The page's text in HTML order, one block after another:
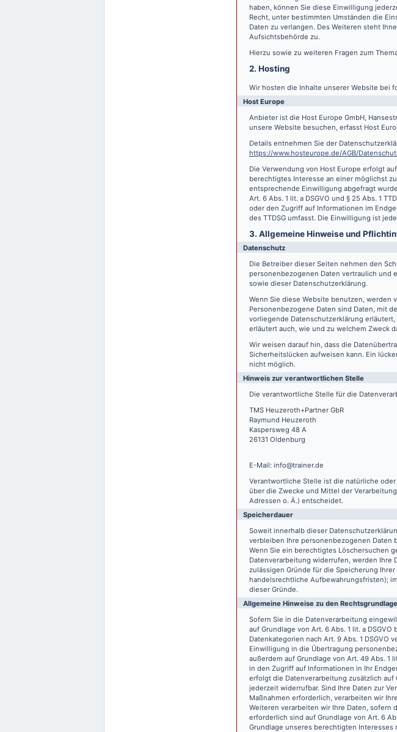
haben, können Sie diese Einwilligung
Recht, unter bestimmten Umständen die
Daten zu verlangen. Des Weiteren steht
Aufsichtsbehörde zu.
Hierzu sowie zu weiteren Fragen zum
2. Hosting
Wir hosten die Inhalte unserer Website bei
Host Europe
Anbieter ist die Host Europe GmbH,
unsere Website besuchen, erfasst Host
Details entnehmen Sie der
https://www.hosteurope.de/AGB/
Die Verwendung von Host Europe erfolgt
berechtigtes Interesse an einer möglichst
entsprechende Einwilligung abgefragt
Art. 6 Abs. 1 lit. a DSGVO und § 25 Abs. 1
oder den Zugriff auf Informationen im
des TTDSG umfasst. Die Einwilligung ist
3. Allgemeine Hinweise und
Datenschutz
Die Betreiber dieser Seiten nehmen den
personenbezogenen Daten vertraulich und
sowie dieser Datenschutzerklärung.
Wenn Sie diese Website benutzen,
Personenbezogene Daten sind Daten, mit
vorliegende Datenschutzerklärung
erläutert auch, wie und zu welchem Zweck
Wir weisen darauf hin, dass die
Sicherheitslücken aufweisen kann. Ein
nicht möglich.
Hinweis zur verantwortlichen Stelle
Die verantwortliche Stelle für die
TMS Heuzeroth+Partner GbR
Raymund Heuzeroth
Kaspersweg 48 A
26131 Oldenburg
E-Mail: info@trainer.de
Verantwortliche Stelle ist die natürliche
über die Zwecke und Mittel der
Adressen o. Ä.) entscheidet.
Speicherdauer
Soweit innerhalb dieser
verbleiben Ihre personenbezogenen Daten
Wenn Sie ein berechtigtes Löschersuchen
Datenverarbeitung widerrufen, werden Ihre
zulässigen Gründe für die Speicherung
handelsrechtliche Aufbewahrungsfristen);
dieser Gründe.
Allgemeine Hinweise zu den
Sofern Sie in die Datenverarbeitung
auf Grundlage von Art. 6 Abs. 1 lit. a
Datenkategorien nach Art. 9 Abs. 1 DSGVO
Einwilligung in die Übertragung
außerdem auf Grundlage von Art. 49 Abs. 1
in den Zugriff auf Informationen in Ihr
erfolgt die Datenverarbeitung zusätzlich auf
jederzeit widerrufbar. Sind Ihre Daten zur
Maßnahmen erforderlich, verarbeiten wir
Weiteren verarbeiten wir Ihre Daten,
erforderlich sind auf Grundlage von Art. 6
Grundlage unseres berechtigten Interesses